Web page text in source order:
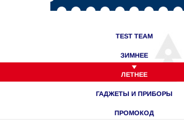
TEST TEAM
ЗИМНЕЕ
ЛЕТНЕЕ
ГАДЖЕТЫ И ПРИБОРЫ
ПРОМОКОД